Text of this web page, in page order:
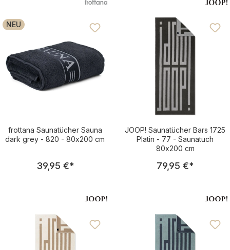
NEU
frottana Saunatücher Sauna
dark grey - 820 - 80x200 cm
Regulärer Preis:
39,95 €*
JOOP! Saunatücher Bars 1725
Platin - 77 - Saunatuch
80x200 cm
Regulärer
79,95 €*